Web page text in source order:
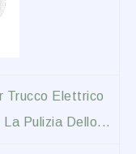
Trucco Elettrico
Pulizia Dello...